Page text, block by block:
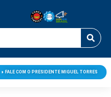
FALE COM O PRESIDENTE MIGUEL TORRES